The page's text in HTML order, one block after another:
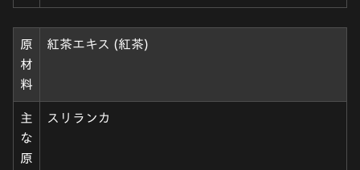
原
材
料
紅茶エキス (紅茶)
主
な
原
スリランカ